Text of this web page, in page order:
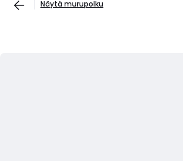
Näytä murupolku